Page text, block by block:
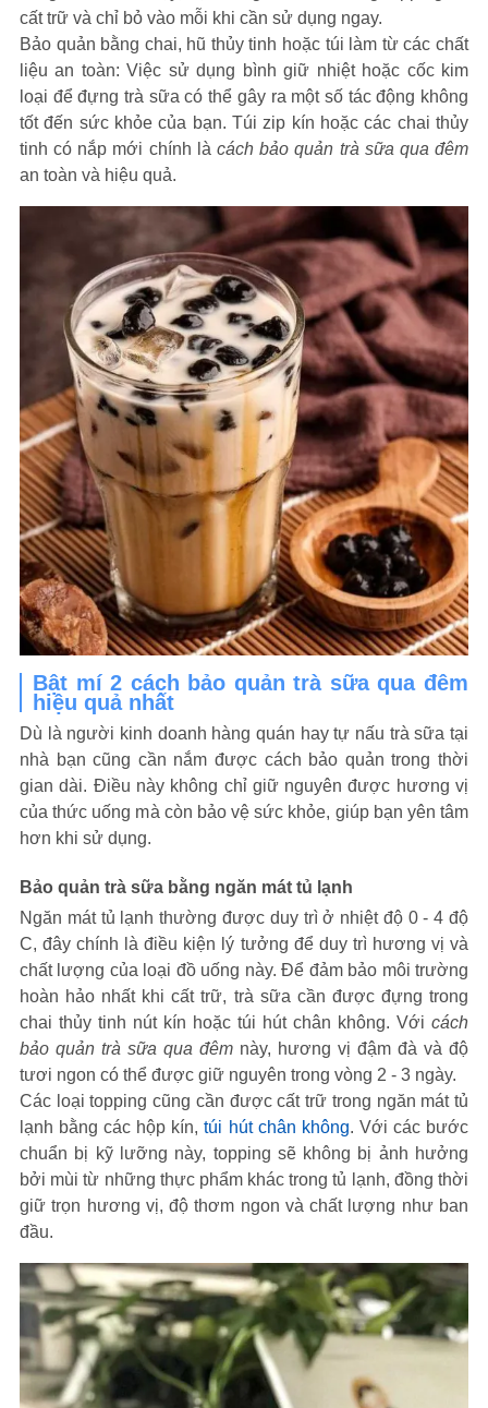
cất trữ và chỉ bỏ vào mỗi khi cần sử dụng ngay.
Bảo quản bằng chai, hũ thủy tinh hoặc túi làm từ các chất
liệu an toàn: Việc sử dụng bình giữ nhiệt hoặc cốc kim
loại để đựng trà sữa có thể gây ra một số tác động không
tốt đến sức khỏe của bạn. Túi zip kín hoặc các chai thủy
tinh có nắp mới chính là cách bảo quản trà sữa qua đêm
an toàn và hiệu quả.
Bật mí 2 cách bảo quản trà sữa qua đêm
hiệu quả nhất
Dù là người kinh doanh hàng quán hay tự nấu trà sữa tại
nhà bạn cũng cần nắm được cách bảo quản trong thời
gian dài. Điều này không chỉ giữ nguyên được hương vị
của thức uống mà còn bảo vệ sức khỏe, giúp bạn yên tâm
hơn khi sử dụng.
Bảo quản trà sữa bằng ngăn mát tủ lạnh
Ngăn mát tủ lạnh thường được duy trì ở nhiệt độ 0 - 4 độ
C, đây chính là điều kiện lý tưởng để duy trì hương vị và
chất lượng của loại đồ uống này. Để đảm bảo môi trường
hoàn hảo nhất khi cất trữ, trà sữa cần được đựng trong
chai thủy tinh nút kín hoặc túi hút chân không. Với cách
bảo quản trà sữa qua đêm này, hương vị đậm đà và độ
tươi ngon có thể được giữ nguyên trong vòng 2 - 3 ngày.
Các loại topping cũng cần được cất trữ trong ngăn mát tủ
lạnh bằng các hộp kín,túi hút chân không. Với các bước
chuẩn bị kỹ lưỡng này, topping sẽ không bị ảnh hưởng
bởi mùi từ những thực phẩm khác trong tủ lạnh, đồng thời
giữ trọn hương vị, độ thơm ngon và chất lượng như ban
đầu.